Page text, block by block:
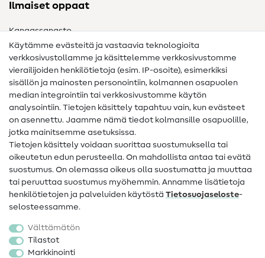
Ilmaiset oppaat
Kangassanasto
Ompelusanasto
Ompeluohjeet
Apua ja yhteystiedot
Yhteystiedot
Tietoa omistajanvaihdoksesta
Peruutusoikeus
Suosittu
Kankaat
Ompelutarvikkeet
Käytämme evästeitä ja vastaavia teknologioita
verkkosivustollamme ja käsittelemme verkkosivustomme
vierailijoiden henkilötietoja (esim. IP-osoite), esimerkiksi
sisällön ja mainosten personointiin, kolmannen osapuolen
median integrointiin tai verkkosivustomme käytön
analysointiin. Tietojen käsittely tapahtuu vain, kun evästeet
on asennettu. Jaamme nämä tiedot kolmansille osapuolille,
jotka mainitsemme asetuksissa.
Tietojen käsittely voidaan suorittaa suostumuksella tai
oikeutetun edun perusteella. On mahdollista antaa tai evätä
suostumus. On olemassa oikeus olla suostumatta ja muuttaa
tai peruuttaa suostumus myöhemmin. Annamme lisätietoja
henkilötietojen ja palveluiden käytöstä Tietosuojaseloste-
selosteessamme.
Välttämätön
Tilastot
Markkinointi